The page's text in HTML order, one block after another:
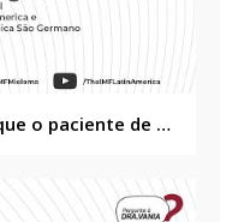
Pergunte à Dra. Vania - O que o paciente de mieloma deve fazer em caso de sintomas da COVID-19